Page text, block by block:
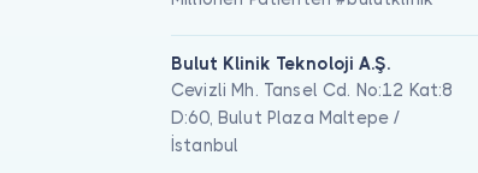
Bulut Klinik Teknoloji A.Ş.
Cevizli Mh. Tansel Cd. No:12 Kat:8
D:60, Bulut Plaza Maltepe /
İstanbul